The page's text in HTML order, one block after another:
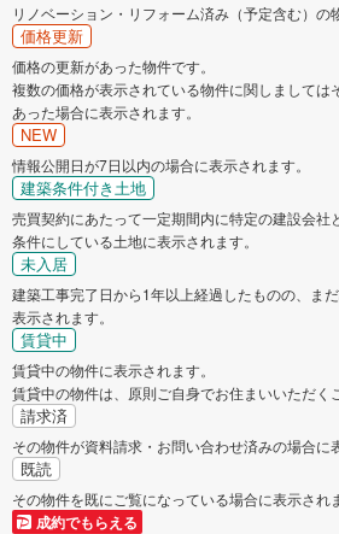
リノベーション・リフォーム済み（予定含む）の
価格更新
価格の更新があった物件です。
複数の価格が表示されている物件に関しましては
あった場合に表示されます。
NEW
情報公開日が7日以内の場合に表示されます。
建築条件付き土地
売買契約にあたって一定期間内に特定の建設会社
条件にしている土地に表示されます。
未入居
建築工事完了日から1年以上経過したものの、ま
表示されます。
賃貸中
賃貸中の物件に表示されます。
賃貸中の物件は、原則ご自身でお住まいいただく
請求済
その物件が資料請求・お問い合わせ済みの場合に
既読
その物件を既にご覧になっている場合に表示され
成約でもらえる